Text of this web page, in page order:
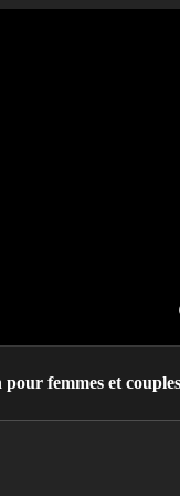
pour femmes et couples